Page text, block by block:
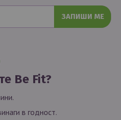
ЗАПИШИ МЕ
Be Fit?
в годност.